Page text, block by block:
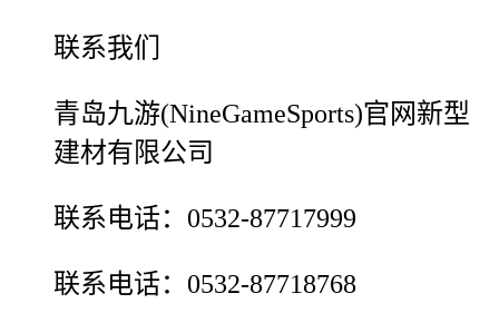
联系我们
青岛九游(NineGameSports)官网新型
建材有限公司
联系电话：0532-87717999
联系电话：0532-87718768